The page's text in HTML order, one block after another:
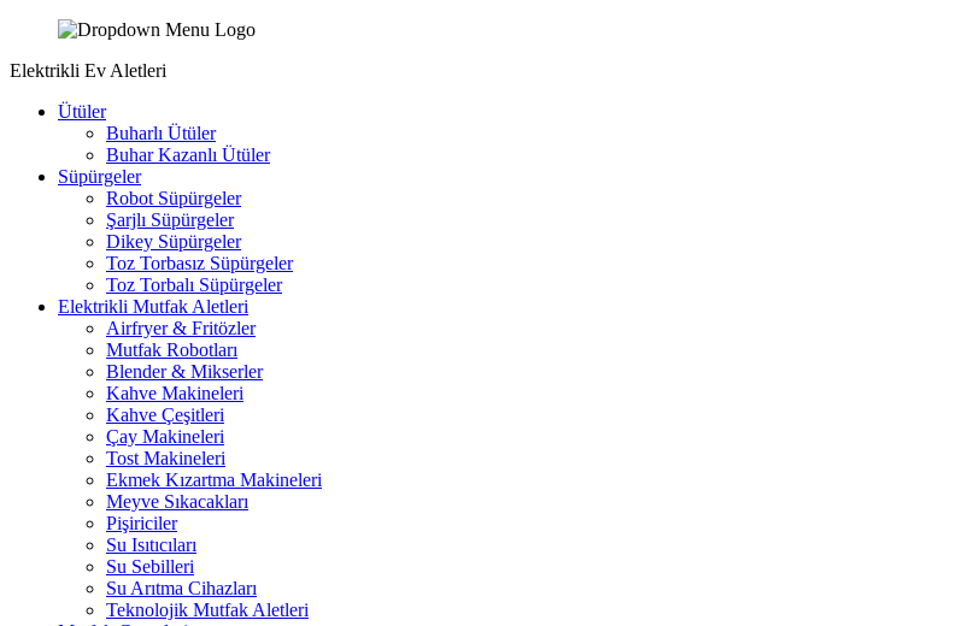
Elektrikli Ev Aletleri
Ütüler
Buharlı Ütüler
Buhar Kazanlı Ütüler
Süpürgeler
Robot Süpürgeler
Şarjlı Süpürgeler
Dikey Süpürgeler
Toz Torbasız Süpürgeler
Toz Torbalı Süpürgeler
Elektrikli Mutfak Aletleri
Airfryer & Fritözler
Mutfak Robotları
Blender & Mikserler
Kahve Makineleri
Kahve Çeşitleri
Çay Makineleri
Tost Makineleri
Ekmek Kızartma Makineleri
Meyve Sıkacakları
Pişiriciler
Su Isıtıcıları
Su Sebilleri
Su Arıtma Cihazları
Teknolojik Mutfak Aletleri